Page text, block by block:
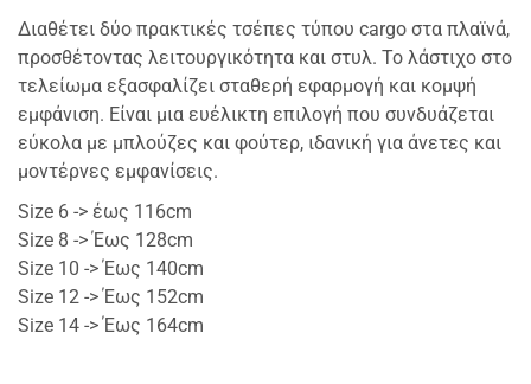
Διαθέτει δύο πρακτικές τσέπες τύπου cargo στα πλαϊνά,
προσθέτοντας λειτουργικότητα και στυλ. Το λάστιχο στο
τελείωμα εξασφαλίζει σταθερή εφαρμογή και κομψή
εμφάνιση. Είναι μια ευέλικτη επιλογή που συνδυάζεται
εύκολα με μπλούζες και φούτερ, ιδανική για άνετες και
μοντέρνες εμφανίσεις.
Size 6 -> έως 116cm
Size 8 -> Έως 128cm
Size 10 -> Έως 140cm
Size 12 -> Έως 152cm
Size 14 -> Έως 164cm